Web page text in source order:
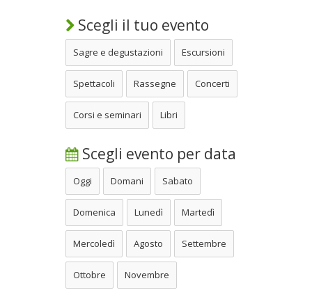
Scegli il tuo evento
Sagre e degustazioni Escursioni
Spettacoli Rassegne Concerti
Corsi e seminari Libri
Scegli evento per data
Oggi Domani Sabato
Domenica Lunedì Martedì
Mercoledì Agosto Settembre
Ottobre Novembre